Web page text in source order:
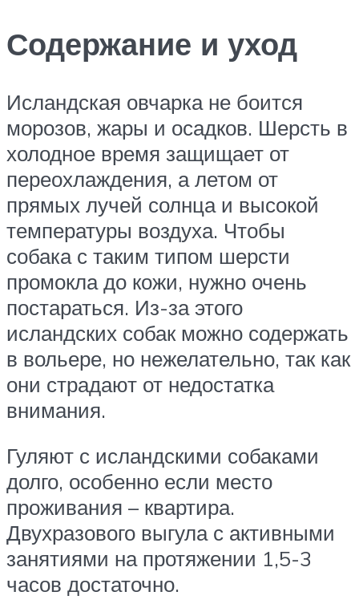
Содержание и уход
Исландская овчарка не боится
морозов, жары и осадков. Шерсть в
холодное время защищает от
переохлаждения, а летом от
прямых лучей солнца и высокой
температуры воздуха. Чтобы
собака с таким типом шерсти
промокла до кожи, нужно очень
постараться. Из-за этого
исландских собак можно содержать
в вольере, но нежелательно, так как
они страдают от недостатка
внимания.
Гуляют с исландскими собаками
долго, особенно если место
проживания – квартира.
Двухразового выгула с активными
занятиями на протяжении 1,5-3
часов достаточно.